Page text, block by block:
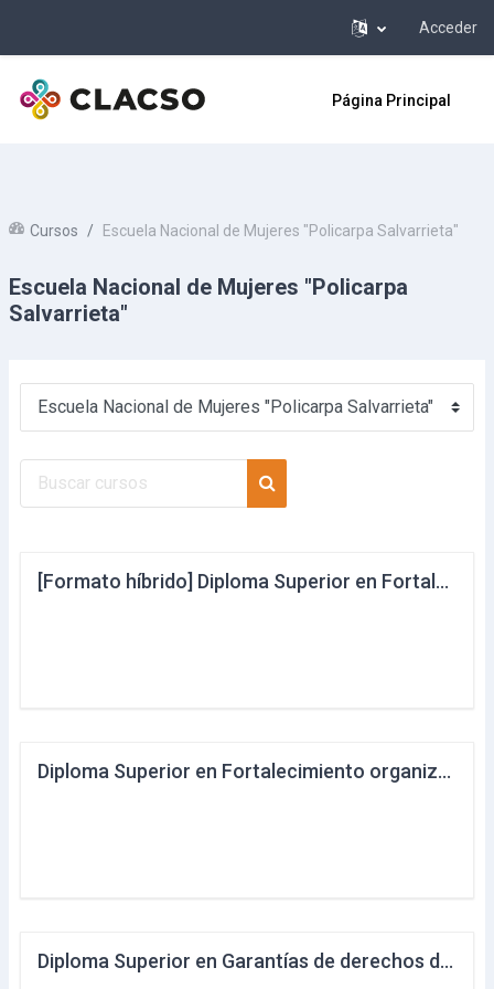
Acceder
Página Principal
Cursos Escuela Nacional de Mujeres "Policarpa Salvarrieta"
Escuela Nacional de Mujeres "Policarpa
Salvarrieta"
Categorías
Buscar cursos
[Formato híbrido] Diploma Superior en Fortalecimiento organizativo de mujeres con énfasis en formulación de proyectos y comunicación popular
Diploma Superior en Fortalecimiento organizativo de mujeres con énfasis en formulación de proyectos y comunicación popular
Diploma Superior en Garantías de derechos de las mujeres con énfasis en derechos a una vida libre de violencias y derechos sexuales y reproductivos